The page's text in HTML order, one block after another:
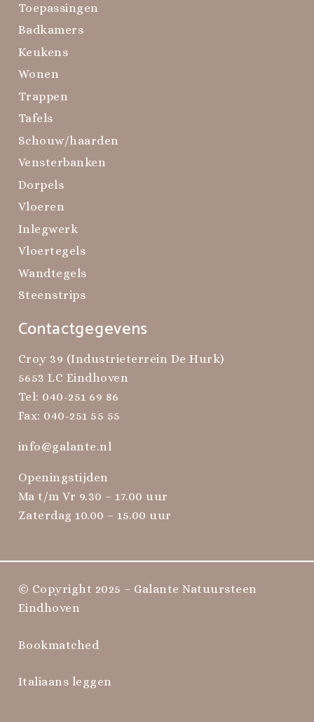
Toepassingen
Badkamers
Keukens
Wonen
Trappen
Tafels
Schouw/haarden
Vensterbanken
Dorpels
Vloeren
Inlegwerk
Vloertegels
Wandtegels
Steenstrips
Contactgegevens
Croy 39 (Industrieterrein De Hurk)
5653 LC Eindhoven
Tel: 040-251 69 86
Fax: 040-251 55 55
info@galante.nl
Openingstijden
Ma t/m Vr 9.30 – 17.00 uur
Zaterdag 10.00 – 15.00 uur
© Copyright 2025 – Galante Natuursteen
Eindhoven
Bookmatched
Italiaans leggen